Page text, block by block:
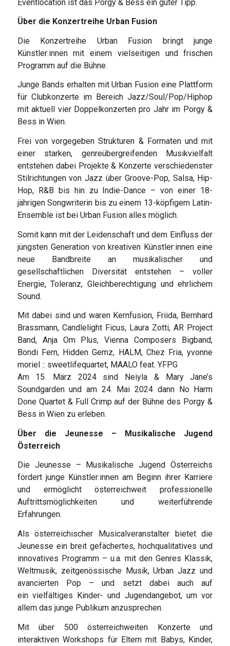
Eventlocation ist das Porgy & Bess ein guter Tipp.
Über die Konzertreihe Urban Fusion
Die Konzertreihe Urban Fusion bringt junge
Künstler:innen mit einem vielseitigen und frischen
Programm auf die Bühne.
Junge Bands erhalten mit Urban Fusion eine Plattform
für Clubkonzerte im Bereich Jazz/Soul/Pop/Hiphop
mit aktuell vier Doppelkonzerten pro Jahr im Porgy &
Bess in Wien.
Frei von vorgegeben Strukturen & Formaten und mit
einer starken, genreübergreifenden Musikvielfalt
entstehen dabei Projekte & Konzerte verschiedenster
Stilrichtungen von Jazz über Groove-Pop, Salsa, Hip-
Hop, R&B bis hin zu Indie-Dance – von einer 18-
jährigen Songwriterin bis zu einem 13-köpfigem Latin-
Ensemble ist bei Urban Fusion alles möglich.
Somit kann mit der Leidenschaft und dem Einfluss der
jüngsten Generation von kreativen Künstler:innen eine
neue Bandbreite an musikalischer und
gesellschaftlichen Diversität entstehen – voller
Energie, Toleranz, Gleichberechtigung und ehrlichem
Sound.
Mit dabei sind und waren Kernfusion, Friida, Bernhard
Brassmann, Candlelight Ficus, Laura Zotti, AR Project
Band, Anja Om Plus, Vienna Composers Bigband,
Bondi Fern, Hidden Gemz, HALM, Chez Fria, yvonne
moriel :: sweetlifequartet, MAALO feat. YFPG
Am 15. März 2024 sind Neiyla & Mary Jane’s
Soundgarden und am 24. Mai 2024 dann No Harm
Done Quartet & Full Crimp auf der Bühne des Porgy &
Bess in Wien zu erleben.
Über die Jeunesse – Musikalische Jugend
Österreich
Die Jeunesse – Musikalische Jugend Österreichs
fördert junge Künstler:innen am Beginn ihrer Karriere
und ermöglicht österreichweit professionelle
Auftrittsmöglichkeiten und weiterführende
Erfahrungen.
Als österreichischer Musicalveranstalter bietet die
Jeunesse ein breit gefächertes, hochqualitatives und
innovatives Programm – u.a. mit den Genres Klassik,
Weltmusik, zeitgenössische Musik, Urban Jazz und
avancierten Pop – und setzt dabei auch auf
ein vielfältiges Kinder- und Jugendangebot, um vor
allem das junge Publikum anzusprechen.
Mit über 500 österreichweiten Konzerte und
interaktiven Workshops für Eltern mit Babys, Kinder,